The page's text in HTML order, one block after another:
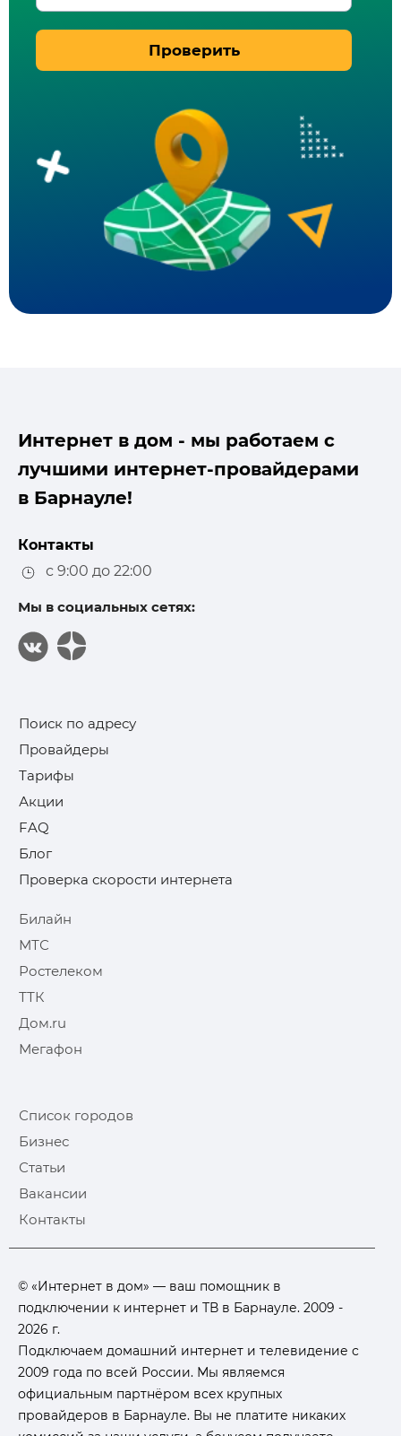
Проверить
Интернет в дом - мы работаем с
лучшими интернет-провайдерами
в Барнауле!
Контакты
с 9:00 до 22:00
Мы в социальных сетях:
Поиск по адресу
Провайдеры
Тарифы
Акции
FAQ
Блог
Проверка скорости интернета
Билайн
МТС
Ростелеком
ТТК
Дом.ru
Мегафон
Список городов
Бизнес
Статьи
Вакансии
Контакты
© «Интернет в дом» — ваш помощник в
подключении к интернет и ТВ в Барнауле. 2009 -
2026 г.
Подключаем домашний интернет и телевидение с
2009 года по всей России. Мы являемся
официальным партнёром всех крупных
провайдеров в Барнауле. Вы не платите никаких